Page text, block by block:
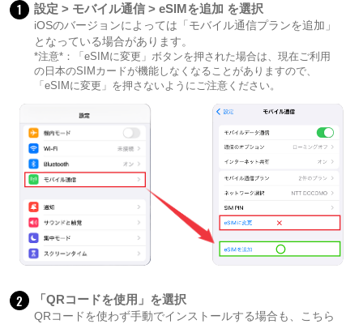
1 設定 > モバイル通信 > eSIMを追加 を選択
iOSのバージョンによっては「モバイル通信プランを追加」
となっている場合があります。
*注意*：「eSIMに変更」ボタンを押された場合は、現在ご利用
の日本のSIMカードが機能しなくなることがありますので、
「eSIMに変更」を押さないようにご注意ください。
2 「QRコードを使用」を選択
QRコードを使わず手動でインストールする場合も、こちら